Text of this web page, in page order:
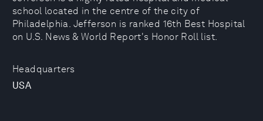
Headquarters
USA
school located in the centre of the city of
Philadelphia. Jefferson is ranked 16th Best Hospital
on U.S. News & World Report's Honor Roll list.